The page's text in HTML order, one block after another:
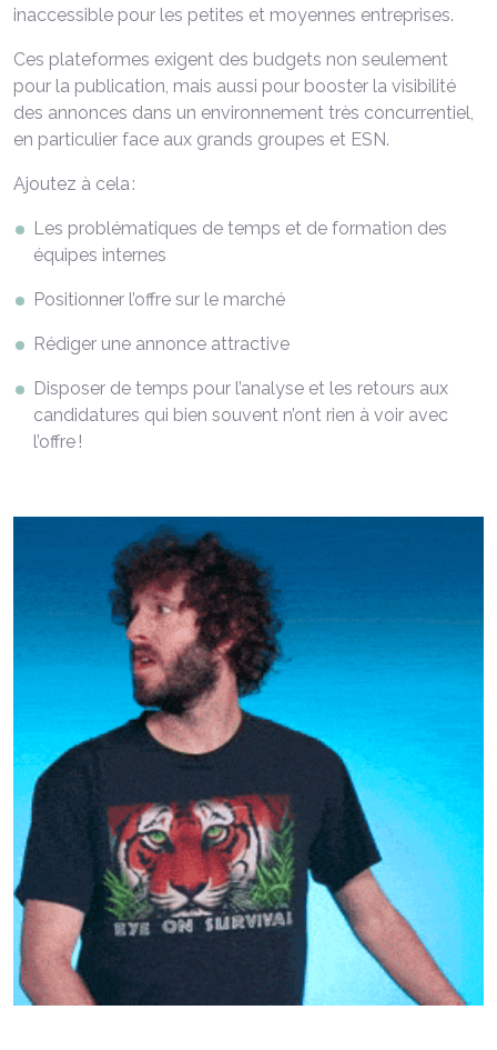
inaccessible pour les petites et moyennes entreprises.
Ces plateformes exigent des budgets non seulement
pour la publication, mais aussi pour booster la visibilité
des annonces dans un environnement très concurrentiel,
en particulier face aux grands groupes et ESN.
Ajoutez à cela :
Les problématiques de temps et de formation des
équipes internes
Positionner l’offre sur le marché
Rédiger une annonce attractive
Disposer de temps pour l’analyse et les retours aux
candidatures qui bien souvent n’ont rien à voir avec
l’offre !